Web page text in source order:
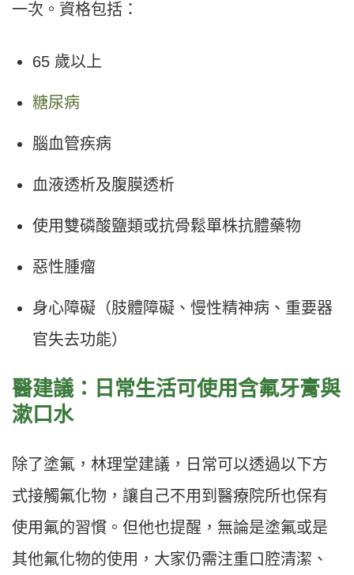
一次。資格包括：
65 歲以上
糖尿病
腦血管疾病
血液透析及腹膜透析
使用雙磷酸鹽類或抗骨鬆單株抗體藥物
惡性腫瘤
身心障礙（肢體障礙、慢性精神病、重要器
官失去功能）
醫建議：日常生活可使用含氟牙膏與
漱口水
除了塗氟，林理堂建議，日常可以透過以下方
式接觸氟化物，讓自己不用到醫療院所也保有
使用氟的習慣。但他也提醒，無論是塗氟或是
其他氟化物的使用，大家仍需注重口腔清潔、